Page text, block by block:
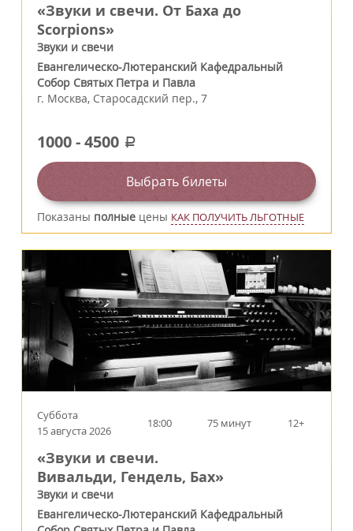
«Звуки и свечи. От Баха до
Scorpions»
Звуки и свечи
Евангелическо-Лютеранский Кафедральный
Собор Святых Петра и Павла
г. Москва, Старосадский пер., 7
1000-4500 a
Выбрать билеты
Показаны полные цены КАК ПОЛУЧИТЬ ЛЬГОТНЫЕ
Суббота
15 августа 2026
18:00 75 минут 12+
«Звуки и свечи.
Вивальди, Гендель, Бах»
Звуки и свечи
Евангелическо-Лютеранский Кафедральный